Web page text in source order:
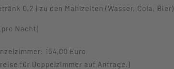
0,2 l zu den Mahlzeiten (Wasser, Cola, Bier)
Nacht)
154,00 Euro
für Doppelzimmer auf Anfrage.)